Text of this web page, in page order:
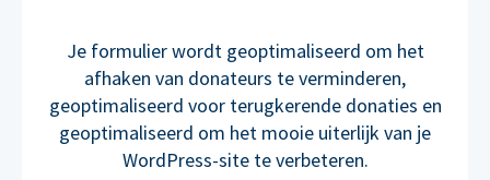
Je formulier wordt geoptimaliseerd om het
afhaken van donateurs te verminderen,
geoptimaliseerd voor terugkerende donaties en
geoptimaliseerd om het mooie uiterlijk van je
WordPress-site te verbeteren.